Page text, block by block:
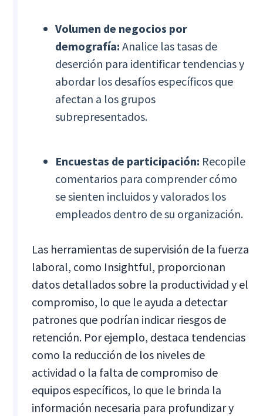
Volumen de negocios por
demografía: Analice las tasas de
deserción para identificar tendencias y
abordar los desafíos específicos que
afectan a los grupos
subrepresentados.
Encuestas de participación: Recopile
comentarios para comprender cómo
se sienten incluidos y valorados los
empleados dentro de su organización.
Las herramientas de supervisión de la fuerza
laboral, como Insightful, proporcionan
datos detallados sobre la productividad y el
compromiso, lo que le ayuda a detectar
patrones que podrían indicar riesgos de
retención. Por ejemplo, destaca tendencias
como la reducción de los niveles de
actividad o la falta de compromiso de
equipos específicos, lo que le brinda la
información necesaria para profundizar y